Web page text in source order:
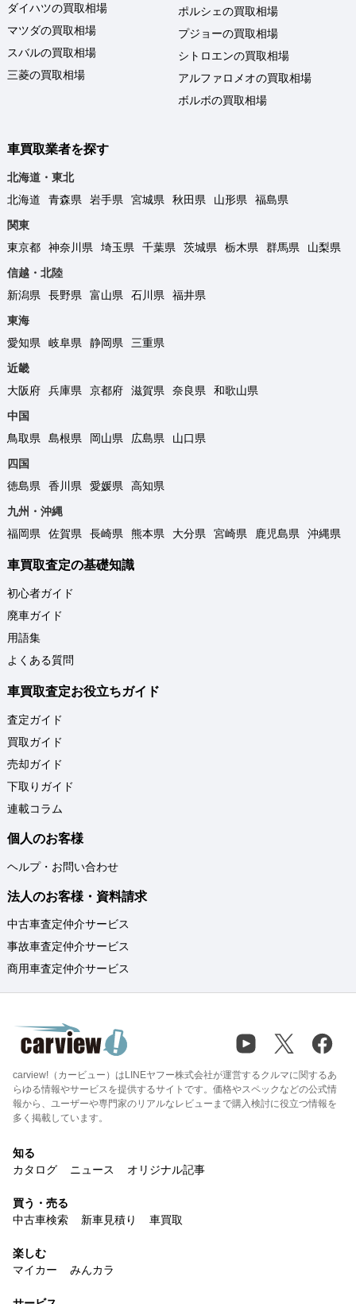
ダイハツの買取相場
マツダの買取相場
スバルの買取相場
三菱の買取相場
ポルシェの買取相場
プジョーの買取相場
シトロエンの買取相場
アルファロメオの買取相場
ボルボの買取相場
車買取業者を探す
北海道・東北
北海道
青森県 岩手県 宮城県 秋田県 山形県
福島県
関東
東京都
神奈川県 埼玉県 千葉県 茨城県 栃木県 群馬県
山梨県
信越・北陸
新潟県
長野県 富山県 石川県
福井県
東海
愛知県
岐阜県 静岡県
三重県
近畿
大阪府
兵庫県 京都府 滋賀県 奈良県
和歌山県
中国
鳥取県
島根県 岡山県 広島県
山口県
四国
徳島県
香川県 愛媛県
高知県
九州・沖縄
福岡県
佐賀県 長崎県 熊本県 大分県 宮崎県 鹿児島県 沖縄県
車買取査定の基礎知識
初心者ガイド
廃車ガイド
用語集
よくある質問
車買取査定お役立ちガイド
査定ガイド
買取ガイド
売却ガイド
下取りガイド
連載コラム
個人のお客様
ヘルプ・お問い合わせ
法人のお客様・資料請求
中古車査定仲介サービス
事故車査定仲介サービス
商用車査定仲介サービス
carview!（カービュー）はLINEヤフー株式会社が運営するクルマに関するあ
らゆる情報やサービスを提供するサイトです。価格やスペックなどの公式情
報から、ユーザーや専門家のリアルなレビューまで購入検討に役立つ情報を
多く掲載しています。
知る
カタログ
ニュース オリジナル記事
買う・売る
中古車検索
新車見積り 車買取
楽しむ
マイカー
みんカラ